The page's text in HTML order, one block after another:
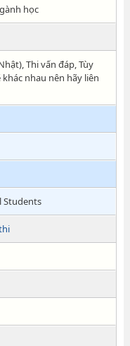
học
Thi vấn đáp, Tùy
nhau nên hãy liên
Students